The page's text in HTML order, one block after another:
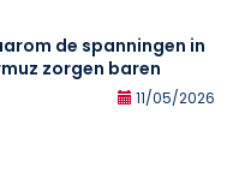
de spanningen in
zorgen baren
11/05/2026